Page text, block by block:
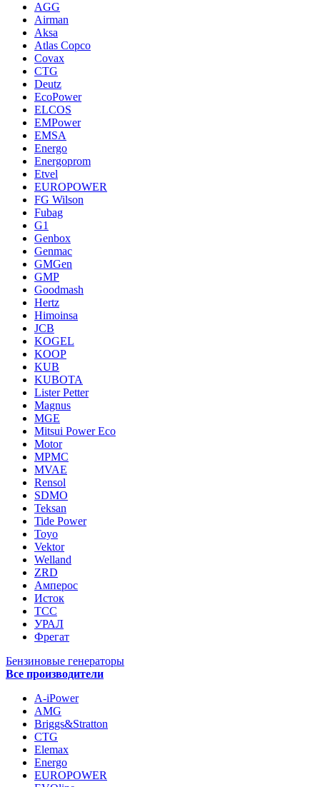
AGG
Airman
Aksa
Atlas Copco
Covax
CTG
Deutz
EcoPower
ELCOS
EMPower
EMSA
Energo
Energoprom
Etvel
EUROPOWER
FG Wilson
Fubag
G1
Genbox
Genmac
GMGen
GMP
Goodmash
Hertz
Himoinsa
JCB
KOGEL
KOOP
KUB
KUBOTA
Lister Petter
Magnus
MGE
Mitsui Power Eco
Motor
MPMC
MVAE
Rensol
SDMO
Teksan
Tide Power
Toyo
Vektor
Welland
ZRD
Амперос
Исток
ТСС
УРАЛ
Фрегат
Бензиновые генераторы
Все производители
A-iPower
AMG
Briggs&Stratton
CTG
Elemax
Energo
EUROPOWER